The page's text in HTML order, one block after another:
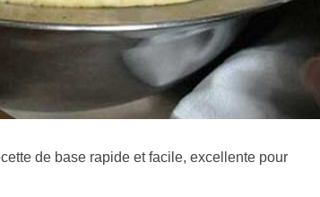
de base rapide et facile, excellente pour